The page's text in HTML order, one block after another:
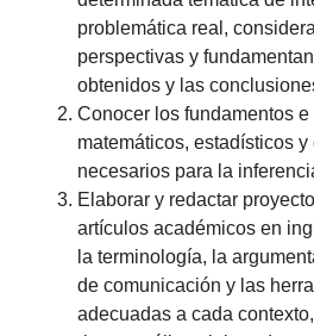
problemática real,
perspectivas y
obtenidos y las
Conocer los fundamentos
matemáticos, estadísticos
necesarios para la
Elaborar y redactar
artículos académicos en
la terminología, la
de comunicación y las
adecuadas a cada